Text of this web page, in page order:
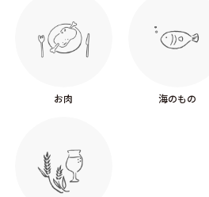
お肉 海のもの